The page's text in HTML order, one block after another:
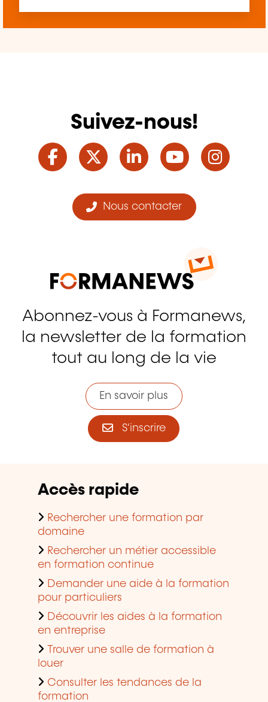
Suivez-nous!
Facebook
TwitterLinkedInYouTube
Nous contacter
Abonnez-vous à Formanews,
la newsletter de la formation
tout au long de la vie
En savoir plus
S'inscrire
Accès rapide
Rechercher une formation par
domaine
Rechercher un métier accessible
en formation continue
Demander une aide à la formation
pour particuliers
Découvrir les aides à la formation
en entreprise
Trouver une salle de formation à
louer
Consulter les tendances de la
formation